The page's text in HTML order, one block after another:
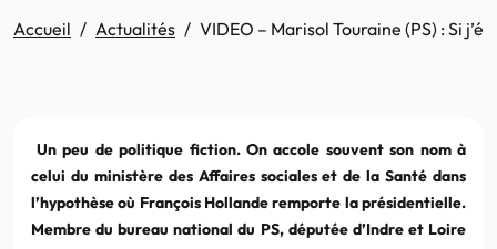
Accueil Actualités VIDEO – Marisol Touraine (PS) : Si
Un peu de politique fiction. On accole souvent son nom à
celui du ministère des Affaires sociales et de la Santé dans
l’hypothèse où François Hollande remporte la présidentielle.
Membre du bureau national du PS, députée d’Indre et Loire